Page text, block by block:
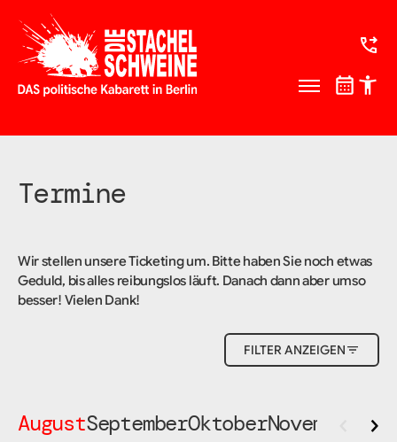
Termine
Wir stellen unsere Ticketing um. Bitte haben Sie noch etwas
Geduld, bis alles reibungslos läuft. Danach dann aber umso
besser! Vielen Dank!
FILTER ANZEIGEN
AugustSeptemberOktoberNovember ›